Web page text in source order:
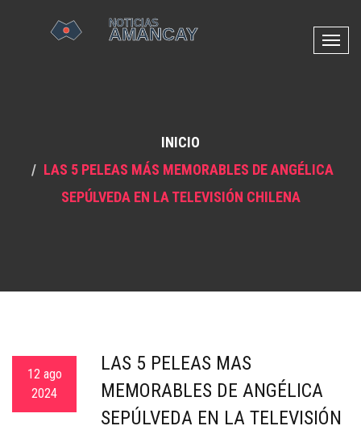
N
i
a
INICIO
LAS 5 PELEAS MÁS MEMORABLES DE ANGÉLICA
SEPÚLVEDA EN LA TELEVISIÓN CHILENA
12 ago
2024
LAS 5 PELEAS MÁS
MEMORABLES DE ANGÉLICA
SEPÚLVEDA EN LA TELEVISIÓN